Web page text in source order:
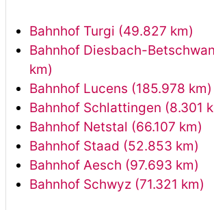
Bahnhof Turgi (49.827 km)
Bahnhof Diesbach-
km)
Bahnhof Lucens (185.978 km)
Bahnhof Schlattingen (8.301
Bahnhof Netstal (66.107 km)
Bahnhof Staad (52.853 km)
Bahnhof Aesch (97.693 km)
Bahnhof Schwyz (71.321 km)